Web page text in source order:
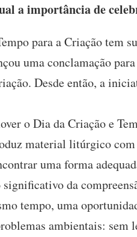
a importância de
para a Criação tem
uma conclamação
Desde então, a
o Dia da Criação e
material litúrgico
uma forma
da
tempo, uma
ambientais: sem